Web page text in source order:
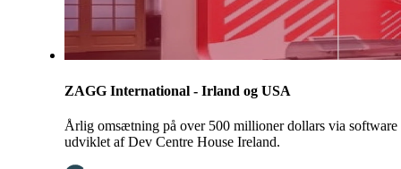
ZAGG International - Irland og USA
Årlig omsætning på over 500 millioner dollars via software
udviklet af Dev Centre House Ireland.